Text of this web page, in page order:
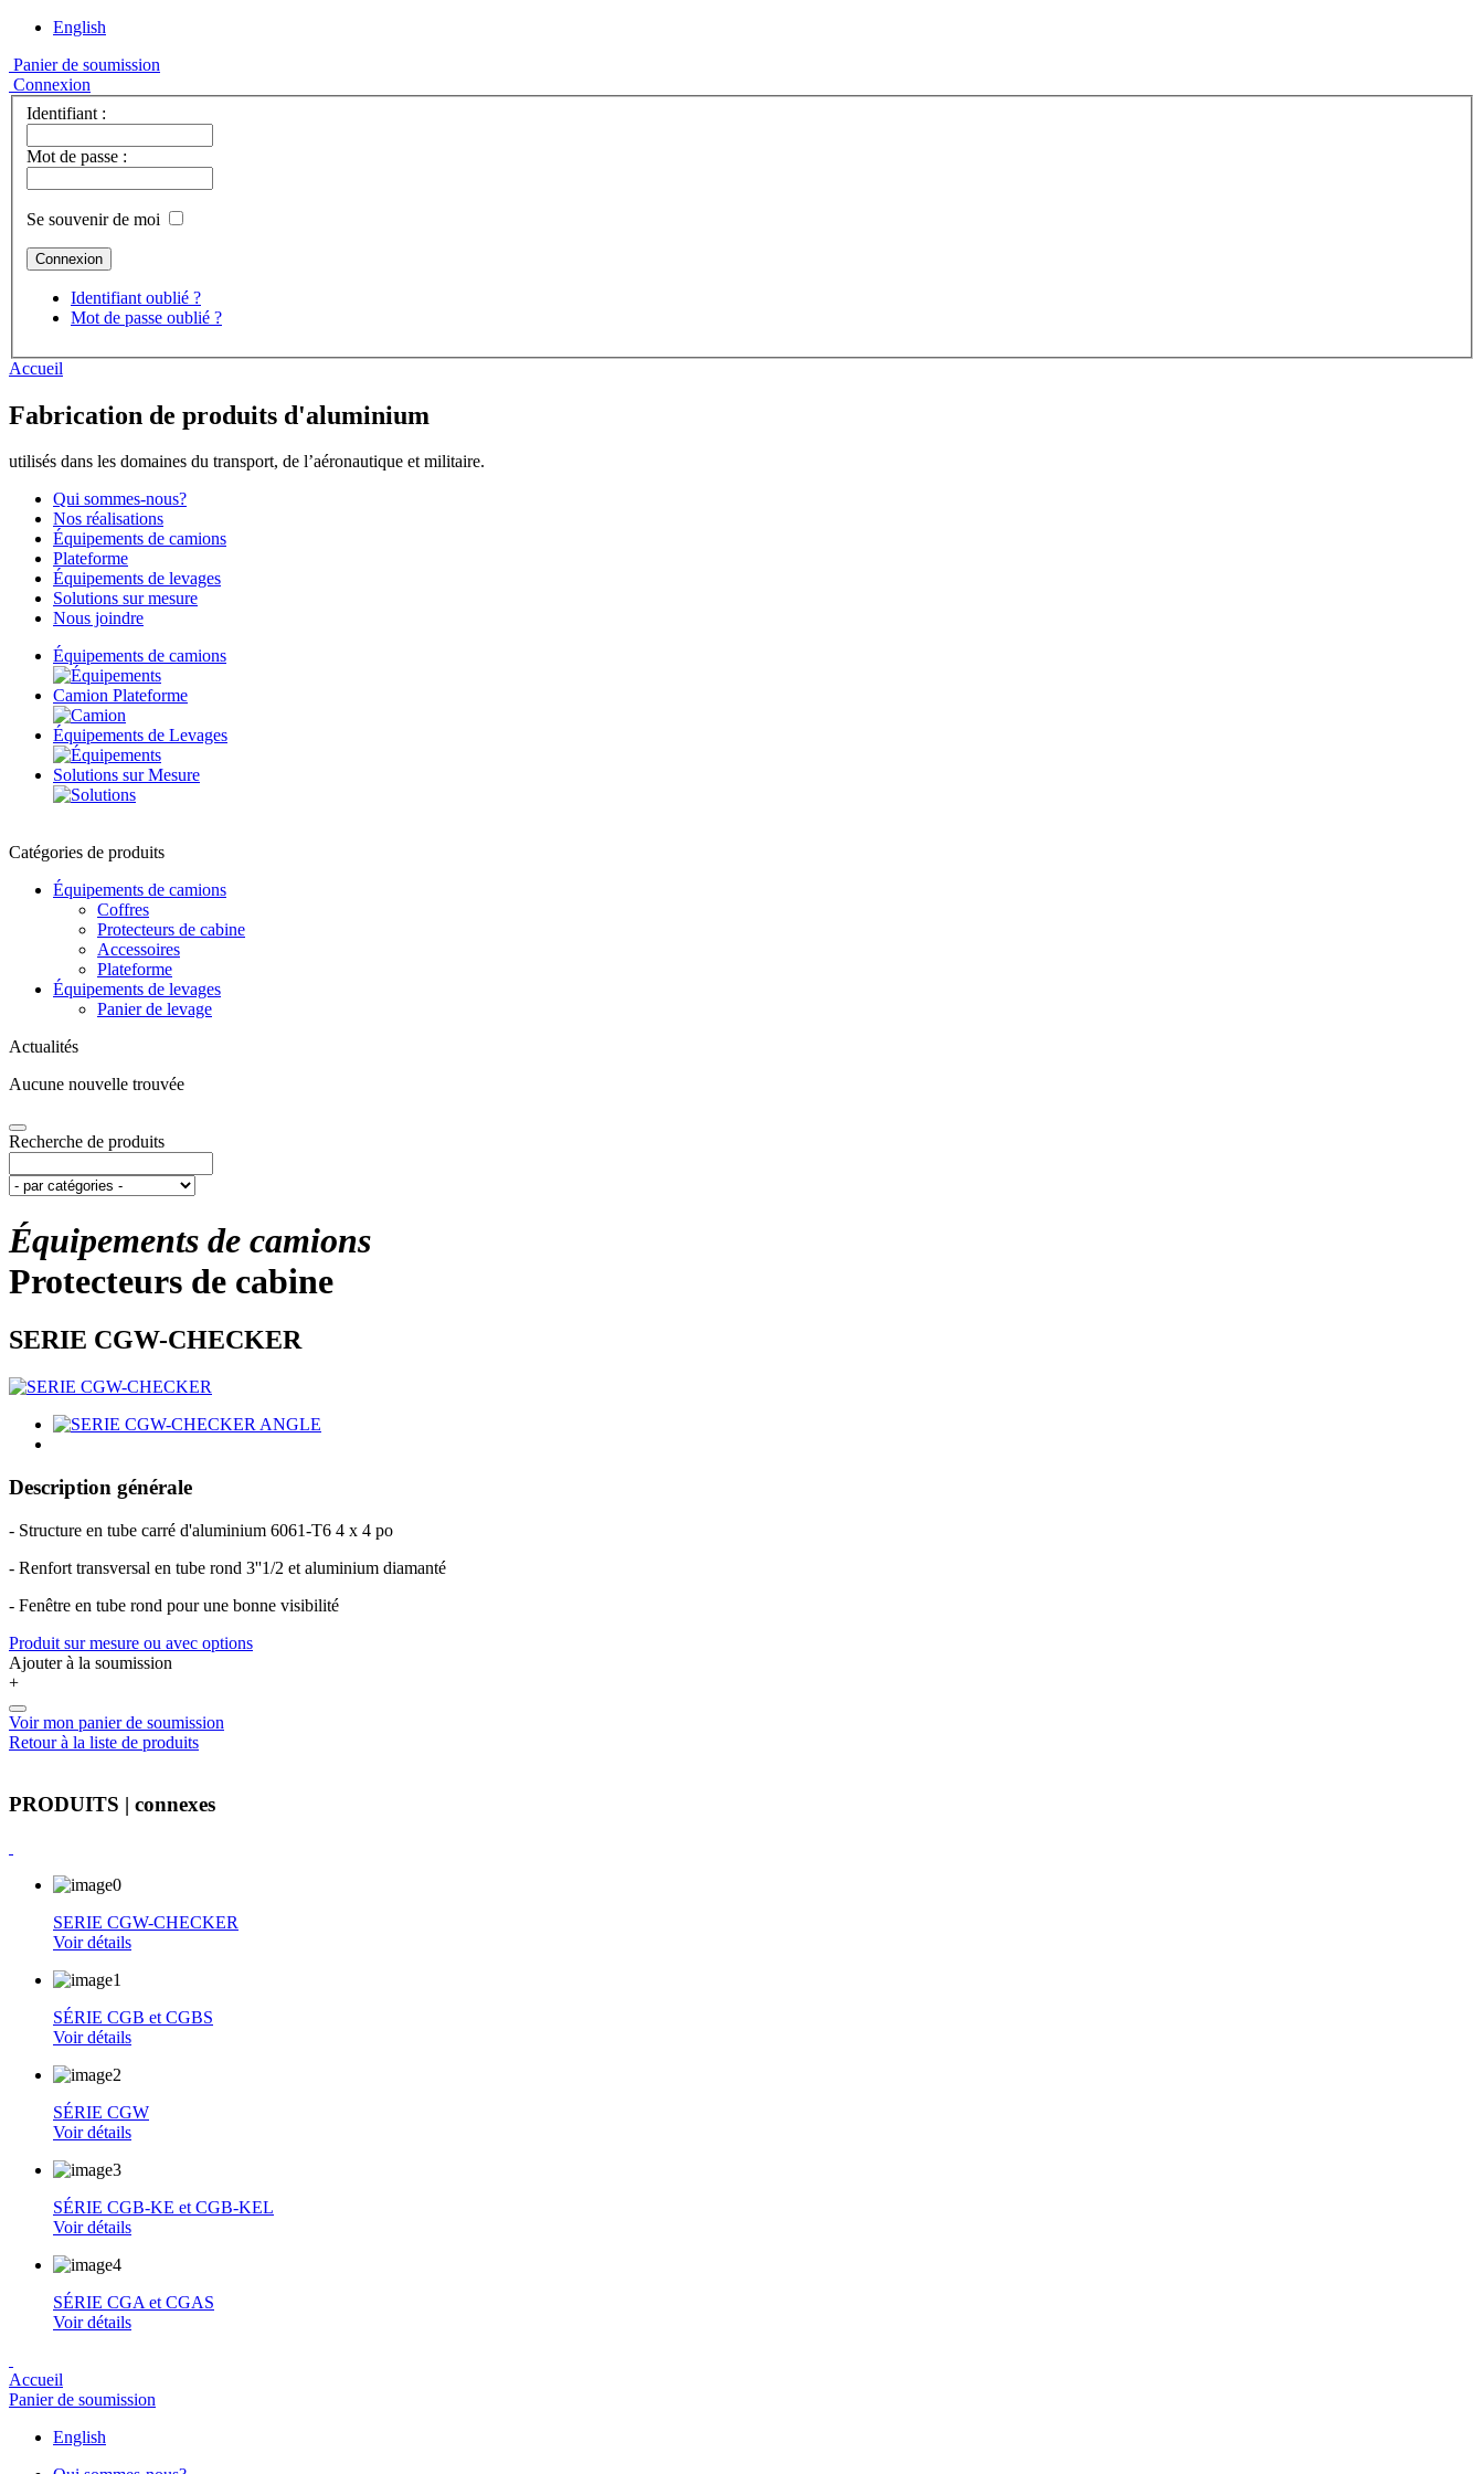
English
Panier de soumission
Connexion
Identifiant :
Mot de passe :
Se souvenir de moi
Identifiant oublié ?
Mot de passe oublié ?
Accueil
Fabrication de produits d'aluminium
utilisés dans les domaines du transport, de l’aéronautique et militaire.
Qui sommes-nous?
Nos réalisations
Équipements de camions
Plateforme
Équipements de levages
Solutions sur mesure
Nous joindre
Équipements de camions
Camion Plateforme
Équipements de Levages
Solutions sur Mesure
Catégories de produits
Équipements de camions
Coffres
Protecteurs de cabine
Accessoires
Plateforme
Équipements de levages
Panier de levage
Actualités
Aucune nouvelle trouvée
Recherche de produits
Équipements de camions
Protecteurs de cabine
SERIE CGW-CHECKER
Description générale
- Structure en tube carré d'aluminium 6061-T6 4 x 4 po
- Renfort transversal en tube rond 3''1/2 et aluminium diamanté
- Fenêtre en tube rond pour une bonne visibilité
Produit sur mesure ou avec options
Ajouter à la soumission
+
Voir mon panier de soumission
Retour à la liste de produits
PRODUITS | connexes
SERIE CGW-CHECKER
Voir détails
SÉRIE CGB et CGBS
Voir détails
SÉRIE CGW
Voir détails
SÉRIE CGB-KE et CGB-KEL
Voir détails
SÉRIE CGA et CGAS
Voir détails
Accueil
Panier de soumission
English